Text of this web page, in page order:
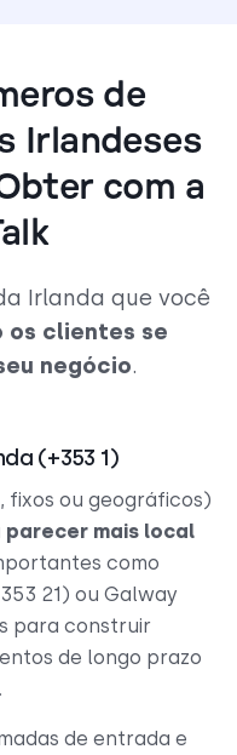
de
Irlandeses
com a
Irlanda que você
os clientes se
negócio.
(+353 1)
fixos ou geográficos)
parecer mais local
como
21) ou Galway
para construir
de longo prazo
de entrada e